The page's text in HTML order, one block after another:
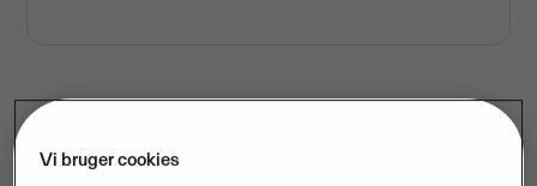
digitale løsninger, er der truffet en strategisk beslutning
Vi bruger cookies